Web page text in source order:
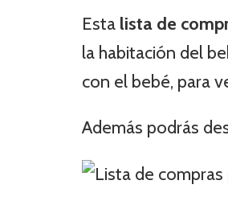
Esta lista de
la habitación del
con el bebé, para
Además podrás